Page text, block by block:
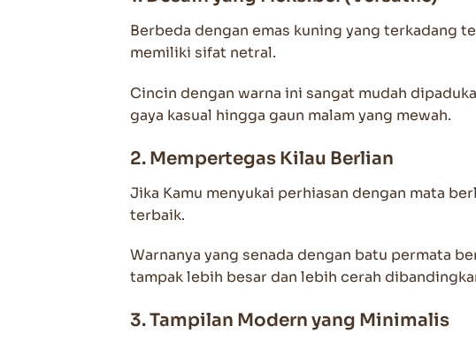
Berbeda dengan emas kuning yang terkadang
memiliki sifat netral.
Cincin dengan warna ini sangat mudah
gaya kasual hingga gaun malam yang mewah.
2. Mempertegas Kilau Berlian
Jika Kamu menyukai perhiasan dengan mata
terbaik.
Warnanya yang senada dengan batu permata
tampak lebih besar dan lebih cerah
3. Tampilan Modern yang Minimalis